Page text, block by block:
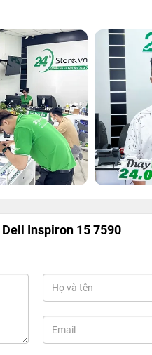
Inspiron 15 7590